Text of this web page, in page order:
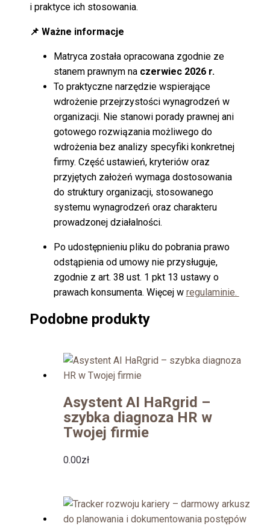
i praktyce ich stosowania.
📌 Ważne informacje
Matryca została opracowana zgodnie ze
stanem prawnym na czerwiec 2026 r.
To praktyczne narzędzie wspierające
wdrożenie przejrzystości wynagrodzeń w
organizacji. Nie stanowi porady prawnej ani
gotowego rozwiązania możliwego do
wdrożenia bez analizy specyfiki konkretnej
firmy. Część ustawień, kryteriów oraz
przyjętych założeń wymaga dostosowania
do struktury organizacji, stosowanego
systemu wynagrodzeń oraz charakteru
prowadzonej działalności.
Po udostępnieniu pliku do pobrania prawo
odstąpienia od umowy nie przysługuje,
zgodnie z art. 38 ust. 1 pkt 13 ustawy o
prawach konsumenta. Więcej w regulaminie.
Podobne produkty
Asystent AI HaRgrid –
szybka diagnoza HR w
Twojej firmie
0.00zł